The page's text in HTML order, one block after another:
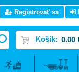
Registrovať sa
Košík: 0.00